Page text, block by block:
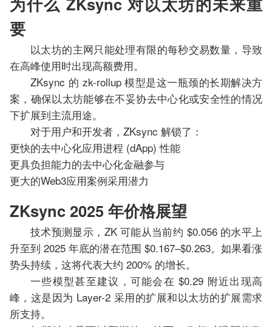
要
以太坊的主网只能处理有限的每秒交易数量，导致
在高峰使用时出现高额费用。
ZKsync 的 zk-rollup 模型是这一瓶颈的长期解决方
案，确保以太坊能够在不妥协去中心化或安全性的情况
下扩展到主流用途。
对于用户和开发者，ZKsync 解锁了：
更快的去中心化应用进程 (dApp) 性能
更具负担能力的去中心化金融参与
更大的Web3应用案例采用潜力
ZKsync 2025 年价格展望
技术预测显示，ZK 可能从当前约 $0.056 的水平上
升至到 2025 年底的潜在范围 $0.167–$0.263。如果看涨
势头持续，这将代表大约 200% 的增长。
一些模型甚至建议，可能会在 $0.29 附近出现高
峰，这是因为 Layer-2 采用的扩展和以太坊的扩展需求
所支持。